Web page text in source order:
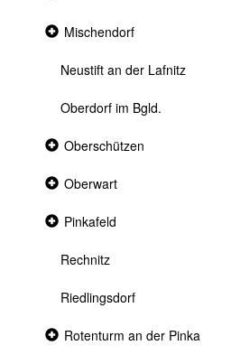
Collapsed
Mischendorf
Neustift an der Lafnitz
Oberdorf im Bgld.
Collapsed
Oberschützen
Collapsed
Oberwart
Collapsed
Pinkafeld
Rechnitz
Riedlingsdorf
Collapsed
Rotenturm an der Pinka